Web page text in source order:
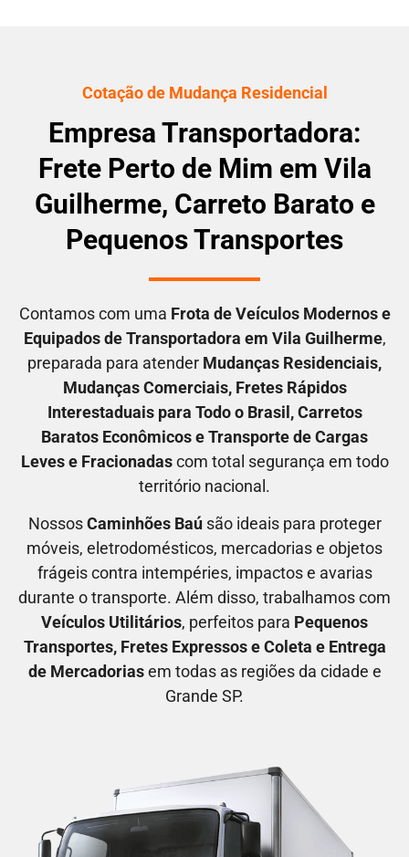
Cotação de Mudança Residencial
Empresa Transportadora:
Frete Perto de Mim em Vila
Guilherme, Carreto Barato e
Pequenos Transportes
Contamos com uma Frota de Veículos Modernos e
Equipados de Transportadora em Vila Guilherme,
preparada para atender Mudanças Residenciais,
Mudanças Comerciais, Fretes Rápidos
Interestaduais para Todo o Brasil , Carretos
Baratos Econômicose Transporte de Cargas
Leves e Fracionadascom total segurança em todo
território nacional.
NossosCaminhões Baúsão ideais para proteger
móveis, eletrodomésticos, mercadorias e objetos
frágeis contra intempéries, impactos e avarias
durante o transporte. Além disso, trabalhamos com
Veículos Utilitários, perfeitos para Pequenos
Transportes, Fretes Expressose Coleta e Entrega
de Mercadoriasem todas as regiões da cidade e
Grande SP.